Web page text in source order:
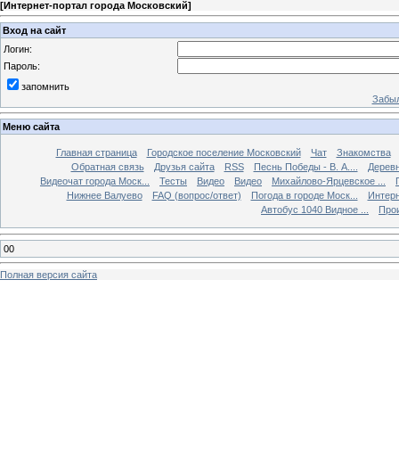
[Интернет-портал города Московский]
Вход на сайт
Логин:
Пароль:
запомнить
Меню сайта
Главная страница Городское поселение Московский Чат
Знакомства
Обратная связь
Друзья сайта RSS Песнь Победы - В. А....
Видеочат города Моск...
Тесты Видео Видео Михайлово-Ярцевское ...
Нижнее Валуево
FAQ (вопрос/ответ) Погода в городе Моск...
Автобус 1040 Видное ...
00
Полная версия сайта